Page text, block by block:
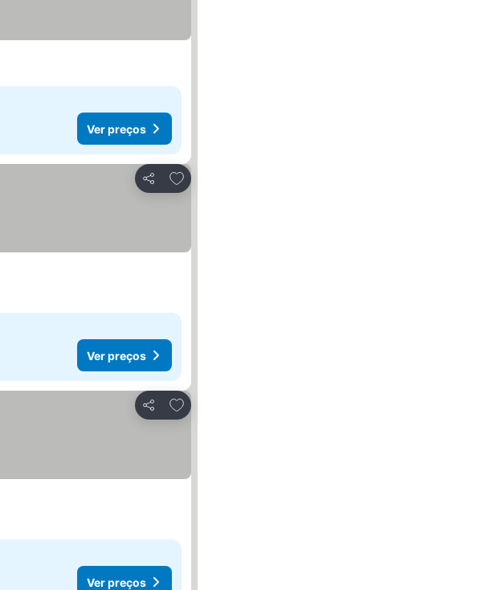
Ver preços
Partilhar
Adicionar aos favoritos
Ver preços
Partilhar
Adicionar aos favoritos
Ver preços